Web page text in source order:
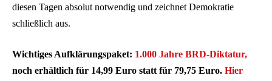
diesen Tagen absolut notwendig und zeichnet Demokratie
schließlich aus.
Wichtiges Aufklärungspaket: 1.000 Jahre BRD-Diktatur,
noch erhältlich für 14,99 Euro statt für 79,75 Euro. Hier